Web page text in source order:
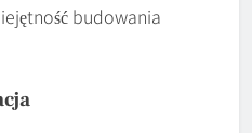
budowania